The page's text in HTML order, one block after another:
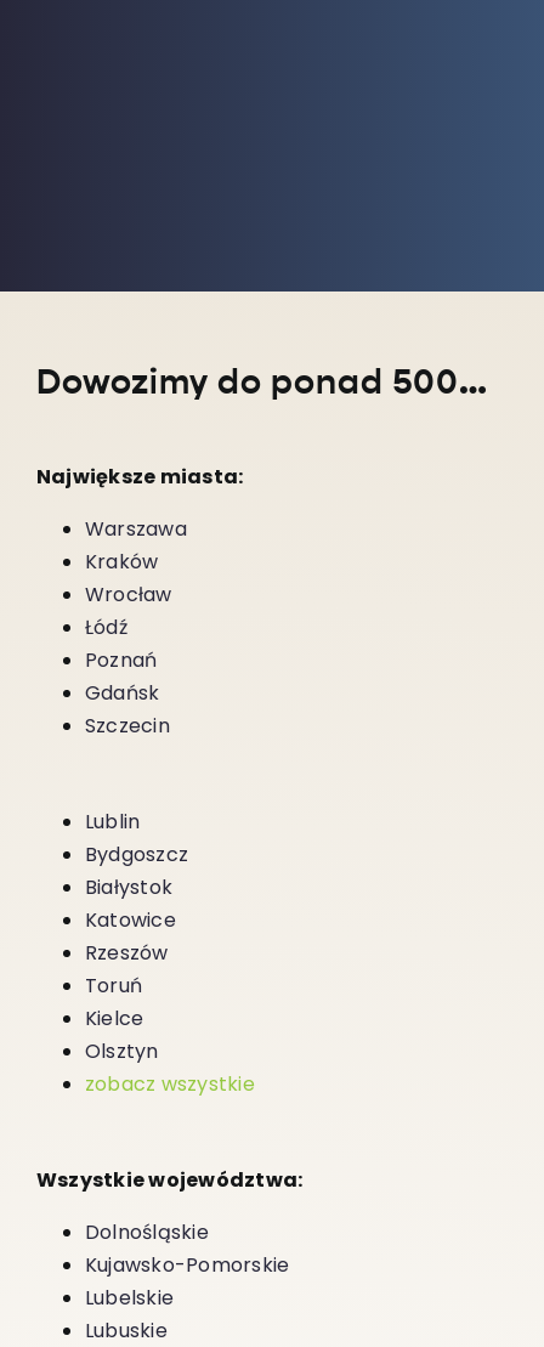
Dowozimy do ponad 5000 miejscowości w całym kraju!
Największe miasta:
Warszawa
Kraków
Wrocław
Łódź
Poznań
Gdańsk
Szczecin
Lublin
Bydgoszcz
Białystok
Katowice
Rzeszów
Toruń
Kielce
Olsztyn
zobacz wszystkie
Wszystkie województwa:
Dolnośląskie
Kujawsko-Pomorskie
Lubelskie
Lubuskie